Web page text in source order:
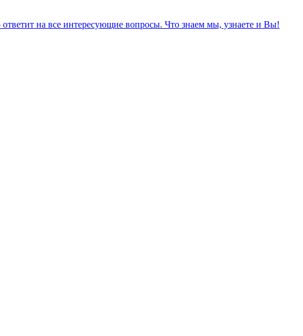
на все интересующие вопросы. Что знаем мы, узнаете и Вы!